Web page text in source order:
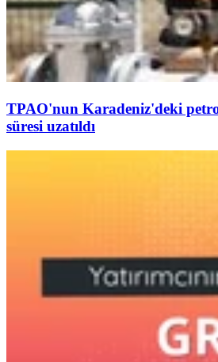
TPAO'nun Karadeniz'deki
süresi uzatıldı